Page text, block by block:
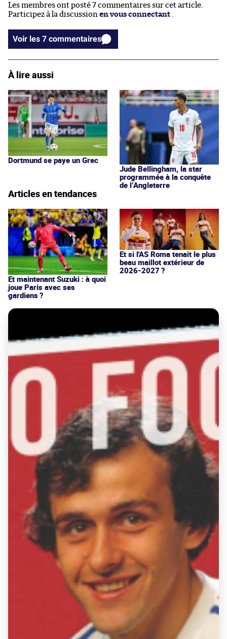
Les membres ont posté 7 commentaires sur cet article.
Participez à la discussion en vous connectant .
Voir les 7 commentaires
À lire aussi
Dortmund se paye un Grec
Jude Bellingham, la star
programmée à la conquête
de l’Angleterre
Articles en tendances
Et maintenant Suzuki : à quoi
joue Paris avec ses
gardiens ?
Et si l'AS Roma tenait le plus
beau maillot extérieur de
2026-2027 ?